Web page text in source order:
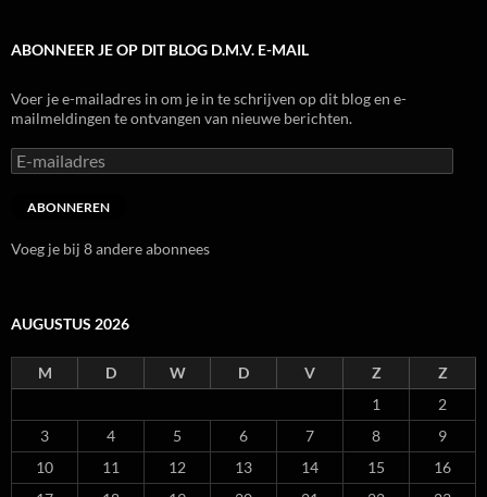
ABONNEER JE OP DIT BLOG D.M.V. E-MAIL
Voer je e-mailadres in om je in te schrijven op dit blog en e-
mailmeldingen te ontvangen van nieuwe berichten.
E-
mailadres
ABONNEREN
Voeg je bij 8 andere abonnees
AUGUSTUS 2026
M D W D V Z
Z
1
2
3
4 5 6 7 8
9
10
11 12 13 14 15
16